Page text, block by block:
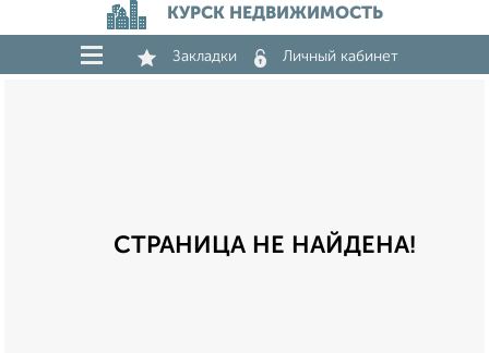
КУРСК НЕДВИЖИМОСТЬ
Закладки Личный кабинет
СТРАНИЦА НЕ НАЙДЕНА!